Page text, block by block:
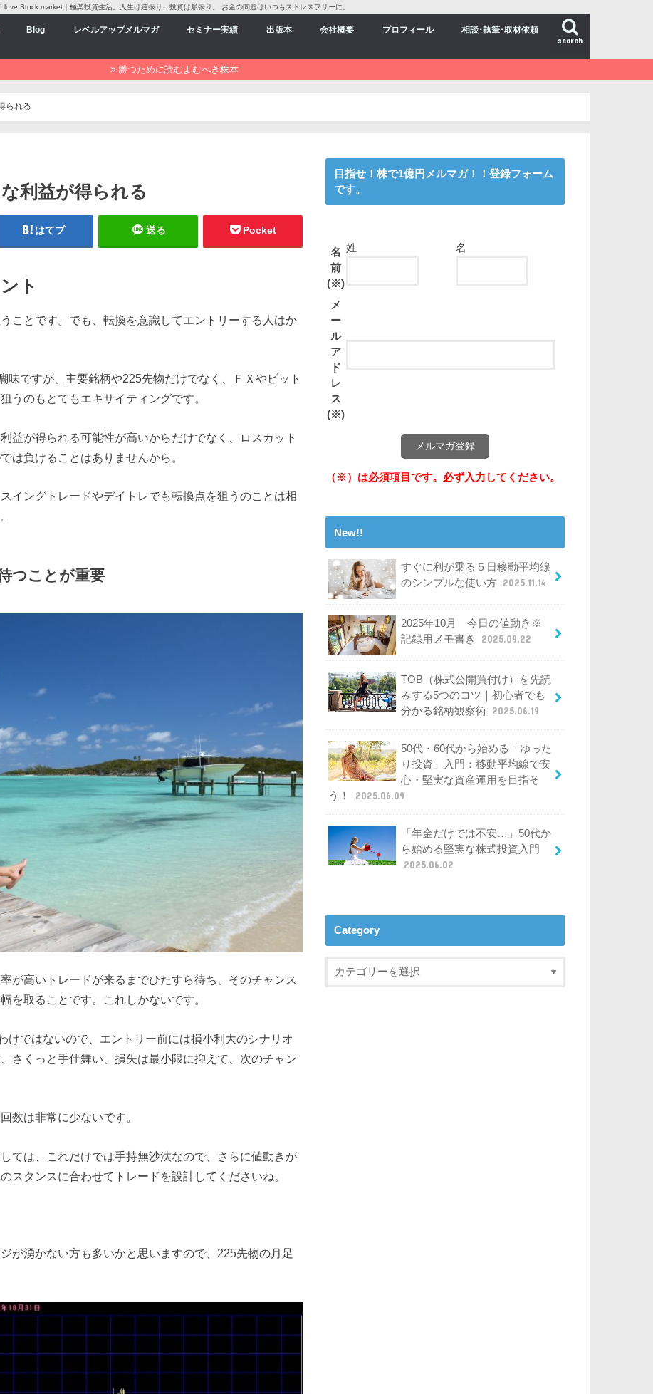
I love Stock market｜極楽投資生活。人生は逆張り、投資は順張り。 お金の問題はいつもストレスフリーに。
search
Blog レベルアップメルマガ セミナー実績 出版本 会社概要 プロフィール 相談･執筆･取材依頼
勝つために読むよむべき株本
られる
利益が得られる
はてブ 送る Pocket
ト
ことです。でも、転換を意識してエントリーする人はか
味ですが、主要銘柄や225先物だけでなく、ＦＸやビット
うのもとてもエキサイティングです。
益が得られる可能性が高いからだけでなく、ロスカット
は負けることはありませんから。
イングトレードやデイトレでも転換点を狙うのことは相
つことが重要
が高いトレードが来るまでひたすら待ち、そのチャンス
を取ることです。これしかないです。
けではないので、エントリー前には損小利大のシナリオ
さくっと手仕舞い、損失は最小限に抑えて、次のチャン
数は非常に少ないです。
ては、これだけでは手持無沙汰なので、さらに値動きが
スタンスに合わせてトレードを設計してくださいね。
が湧かない方も多いかと思いますので、225先物の月足
目指せ！株で1億円メルマガ！！登録フォーム
です。
名
前
(※)
姓 名
メ
ー
ル
ア
ド
レ
ス
(※)
（※）は必須項目です。必ず入力してください。
New!!
すぐに利が乗る５日移動平均線
のシンプルな使い方 2025.11.14
2025年10月 今日の値動き※
記録用メモ書き
2025.09.22
TOB（株式公開買付け）を先読
みする5つのコツ｜初心者でも
分かる銘柄観察術 2025.06.19
50代・60代から始める「ゆった
り投資」入門：移動平均線で安
心・堅実な資産運用を目指そ
う！
2025.06.09
「年金だけでは不安…」50代か
ら始める堅実な株式投資入門
2025.06.02
Category